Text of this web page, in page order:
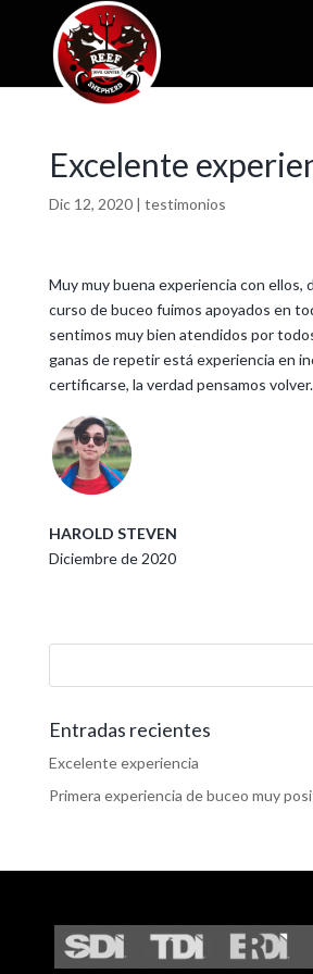
Excelente
Dic 12, 2020| testimonios
Muy muy buena experiencia con ellos,
curso de buceo fuimos apoyados en
sentimos muy bien atendidos por
ganas de repetir está experiencia en
certificarse, la verdad pensamos
HAROLD STEVEN
Diciembre de 2020
Entradas recientes
Excelente experiencia
Primera experiencia de buceo muy